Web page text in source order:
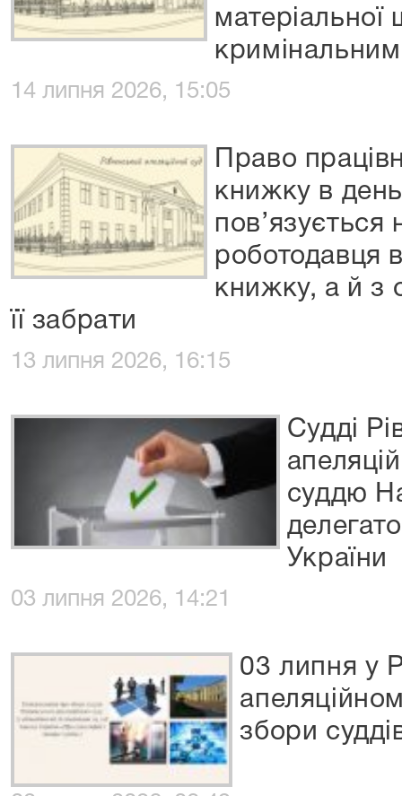
матеріальної
14 липня 2026, 15:05
Право
книжку в
роботодавця
книжку, а й з
її забрати
13 липня 2026, 16:15
Судді
суддю
України
03 липня 2026, 14:21
03 липня у
збори